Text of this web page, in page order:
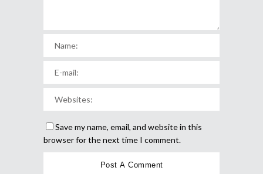
Save my name, email, and website in this
browser for the next time I comment.